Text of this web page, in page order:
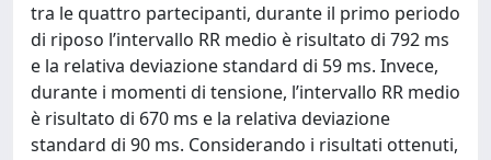
tra le quattro partecipanti, durante il primo periodo
di riposo l’intervallo RR medio è risultato di 792 ms
e la relativa deviazione standard di 59 ms. Invece,
durante i momenti di tensione, l’intervallo RR medio
è risultato di 670 ms e la relativa deviazione
standard di 90 ms. Considerando i risultati ottenuti,